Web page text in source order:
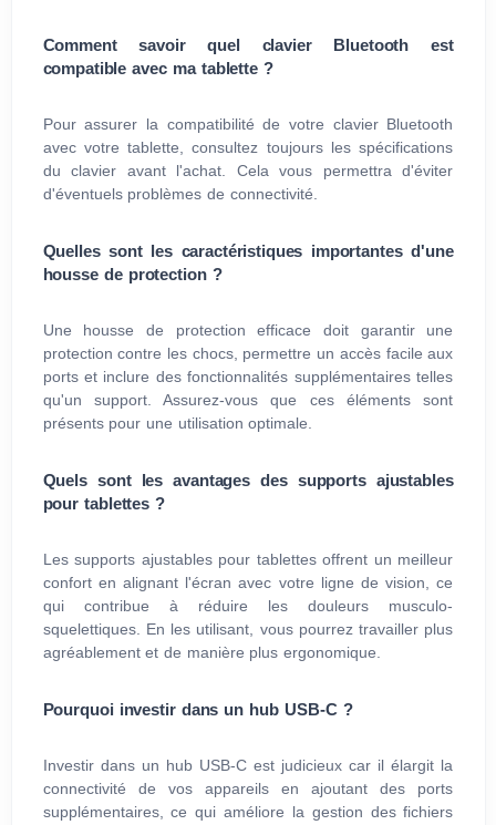
Comment savoir quel clavier Bluetooth est
compatible avec ma tablette ?
Pour assurer la compatibilité de votre clavier Bluetooth
avec votre tablette, consultez toujours les spécifications
du clavier avant l'achat. Cela vous permettra d'éviter
d'éventuels problèmes de connectivité.
Quelles sont les caractéristiques importantes d'une
housse de protection ?
Une housse de protection efficace doit garantir une
protection contre les chocs, permettre un accès facile aux
ports et inclure des fonctionnalités supplémentaires telles
qu'un support. Assurez-vous que ces éléments sont
présents pour une utilisation optimale.
Quels sont les avantages des supports ajustables
pour tablettes ?
Les supports ajustables pour tablettes offrent un meilleur
confort en alignant l'écran avec votre ligne de vision, ce
qui contribue à réduire les douleurs musculo-
squelettiques. En les utilisant, vous pourrez travailler plus
agréablement et de manière plus ergonomique.
Pourquoi investir dans un hub USB-C ?
Investir dans un hub USB-C est judicieux car il élargit la
connectivité de vos appareils en ajoutant des ports
supplémentaires, ce qui améliore la gestion des fichiers